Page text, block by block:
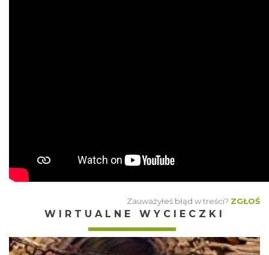
Zauważyłeś błąd w treści? ZGŁOŚ
WIRTUALNE WYCIECZKI